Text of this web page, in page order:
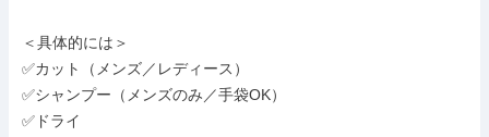
＜具体的には＞
✅カット（メンズ／レディース）
✅シャンプー（メンズのみ／手袋OK）
✅ドライ